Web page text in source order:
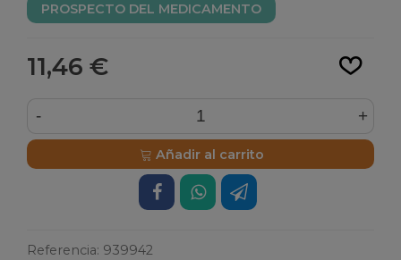
PROSPECTO DEL MEDICAMENTO
11,46 €
- +
Añadir al carrito
Referencia: 939942